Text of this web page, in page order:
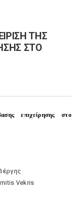
ΤΗΣ
ΣΤΟ
επιχείρησης στο
Vekris